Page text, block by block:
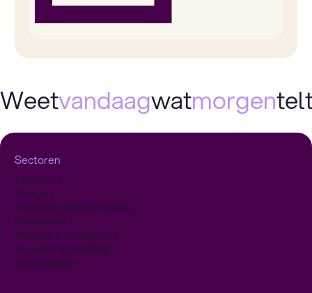
Weetvandaagwatmorgen
Sectoren
Telecom
Energie
Financiële dienstverlening
Pensioenen
Retail en E-commerce
Transport & Mobiliteit
Verzekeraars